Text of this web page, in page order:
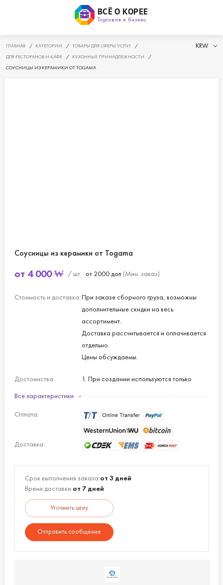
ВСЁ О КОРЕЕ
Торговля и бизнес
ГЛАВНАЯ / КАТЕГОРИИ / ТОВАРЫ ДЛЯ СФЕРЫ УСЛУГ
/
ДЛЯ РЕСТОРАНОВ И КАФЕ
/ КУХОННЫЕ ПРИНАДЛЕЖНОСТИ
/
СОУСНИЦЫ ИЗ КЕРАМИКИ ОТ TOGAMA
KRW
Соусницы из керамики от Togama
от 4 000 ₩ / шт. от 2000 дол (Мин. заказ)
Стоимость и доставка:При заказе сборного груза, возможны
дополнительные скидки на весь
ассортимент.
Доставка рассчитывается и оплачивается
отдельно.
Цены обсуждаемы.
Достоинства
от компании Togama:
1. При создании используются только
небольшим размерам и весу;
3. Красивый дизайн в традиционном
историческом стиле;
4. Натуральный естественный цвет
Серия: «Togama
- №1 – 12,5х5,5 см;
Цвет: белый.
Серия: «Togama Feel»,
Размеры:
- 20х7х3 см.
Цвет: черный.
Цвет: белый.
Все характеристики
Оплата:
Доставка:
Срок выполнения заказа от 3 дней
Время доставки от 7 дней
Уточнить цену
Отправить сообщение